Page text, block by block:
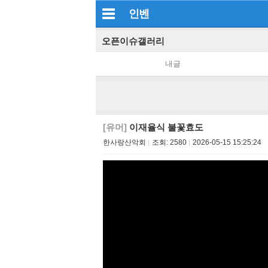
인벤
오픈이슈갤러리
내글
[유머] 이재율식 불꽃효도
한사랑산악회 조회: 2580 2026-05-15 15:25:24